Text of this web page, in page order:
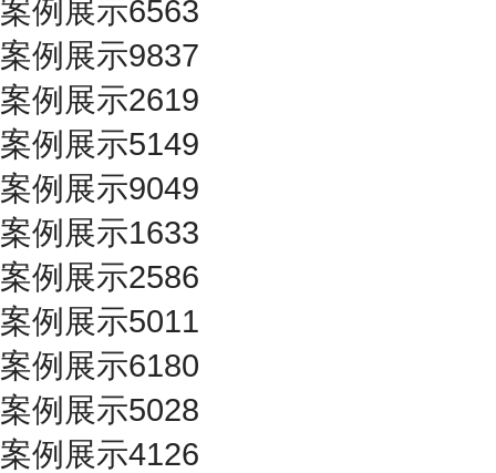
案例展示6563
案例展示9837
案例展示2619
案例展示5149
案例展示9049
案例展示1633
案例展示2586
案例展示5011
案例展示6180
案例展示5028
案例展示4126